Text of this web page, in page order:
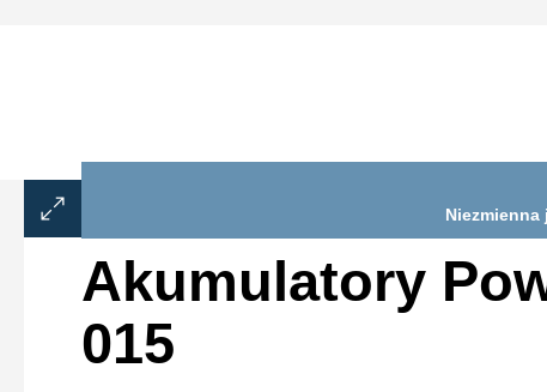
Otwórz
okno
obrazuAkumulatory
015